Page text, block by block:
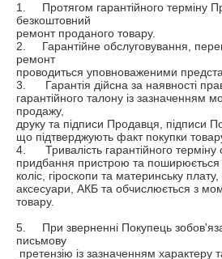
1.	Протягом гарантійного терміну Продавець забезпечує
безкоштовний
ремонт проданого товару.
2.	Гарантійне обслуговування, перевірка якості Товару та
ремонт
проводиться уповноваженими
3.	 Гарантія дійсна за наявності правильного заповненого
гарантійного талону із зазначенням
продажу,
друку та підписи Продавця, підписи
що підтверджують факт покупки
4.	 Тривалість гарантійного терміну становить 1 рік від дня
придбання пристрою та
коліс, гіроскопи та материнську
аксесуари, АКБ та обчислюється з
товару.
5.	При зверненні Покупець зобов'язаний пред'явити
письмову